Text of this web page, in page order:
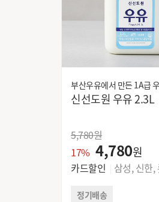
부산우유에서 만든 1A급
신선도원 우유 2.3L
5,780원
17% 4,780원
카드할인 삼성, 신한,
정기배송